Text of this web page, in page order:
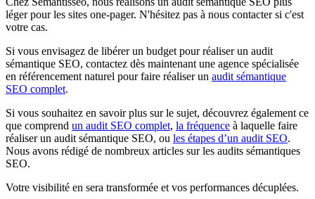
léger pour les sites one-pager. N'hésitez pas à nous contacter si c'est
votre cas.
Si vous envisagez de libérer un budget pour réaliser un audit
sémantique SEO, contactez dès maintenant une agence spécialisée
en référencement naturel pour faire réaliser un audit sémantique
SEO complet.
Si vous souhaitez en savoir plus sur le sujet, découvrez également ce
que comprend un audit SEO complet, la fréquence à laquelle faire
réaliser un audit sémantique SEO, ou les étapes d’un audit SEO.
Nous avons rédigé de nombreux articles sur les audits sémantiques
SEO.
Votre visibilité en sera transformée et vos performances décuplées.